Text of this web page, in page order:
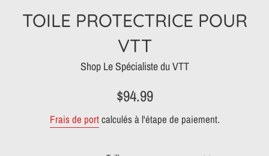
TOILE PROTECTRICE POUR
VTT
Shop Le Spécialiste du VTT
Prix
$94.99Prix
Frais de portcalculés à l'étape de paiement.